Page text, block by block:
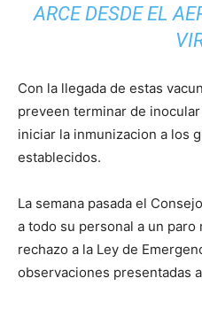
ARCE DESDE EL
Con la llegada de estas
preveen terminar de
iniciar la inmunizacion a los
establecidos.
La semana pasada el
a todo su personal a un paro
rechazo a la Ley de
observaciones presentadas